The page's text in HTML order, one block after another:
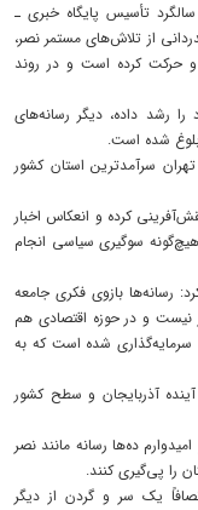
تأسیس پایگاه خبری ـ
از تلاش‌های مستمر نصر،
تلاش و حرکت کرده است و در روند
رشد داده، دیگر رسانه‌های
شده است.
سرآمدترین استان کشور
کرده و انعکاس اخبار
سوگیری سیاسی انجام
رسانه‌ها بازوی فکری جامعه
نیست و در حوزه اقتصادی هم
شده است که به
آذربایجان و سطح کشور
ده‌ها رسانه مانند نصر
را پی‌گیری کنند.
یک سر و گردن از دیگر